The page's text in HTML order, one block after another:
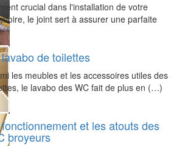
crucial dans l'installation de votre
le joint sert à assurer une parfaite
de toilettes
les meubles et les accessoires utiles des
le lavabo des WC fait de plus en (…)
et les atouts des
broyeurs